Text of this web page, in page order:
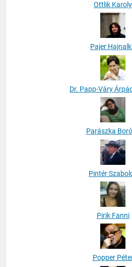
Ottlik Karoly
Pajer
Dr. Papp-Váry
Parászka
Pintér
Pirik Fanni
Popper